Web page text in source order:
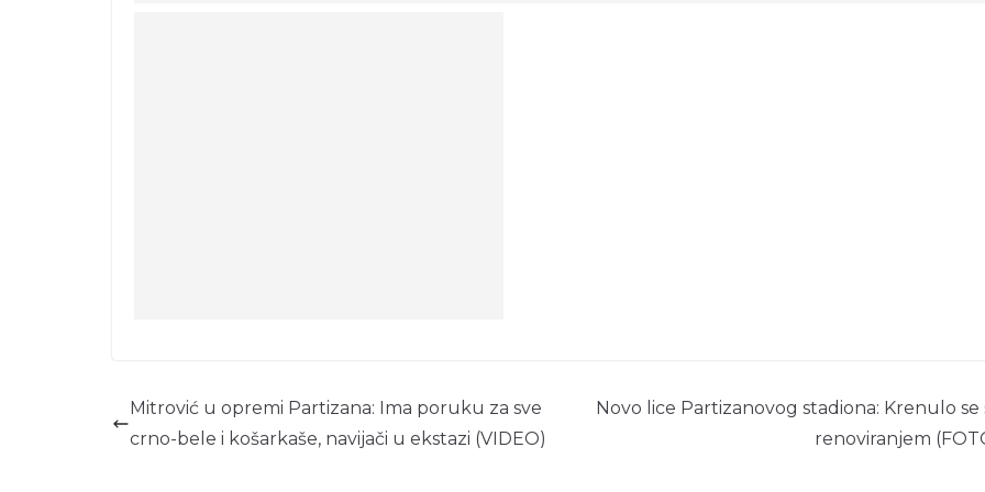
Mitrović u opremi Partizana: Ima poruku za sve
crno-bele i košarkaše, navijači u ekstazi (VIDEO)
Novo lice Partizanovog stadiona: Krenulo se
renoviranjem